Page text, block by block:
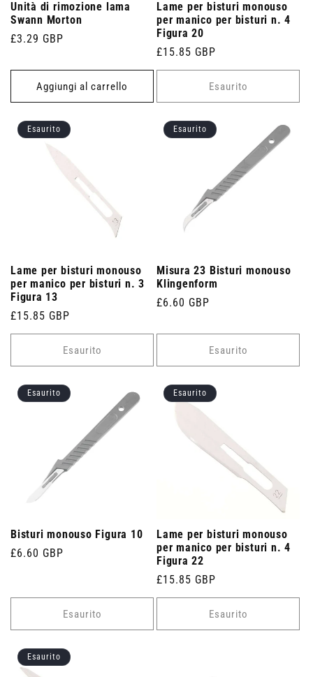
Unità di rimozione lama
Swann Morton
Prezzo
listino
£3.29 GBP
Aggiungi al carrello
Lame per bisturi monouso
per manico per bisturi n. 4
Figura 20
Prezzo
di
£15.85 GBP
Esaurito
Esaurito
Lame per bisturi monouso
per manico per bisturi n. 3
Figura 13
Prezzo
di
£15.85 GBP
Esaurito
Esaurito
Misura 23 Bisturi monouso
Klingenform
Prezzo
listino
£6.60 GBP
Esaurito
Esaurito
Bisturi monouso Figura 10
Prezzo
£6.60 GBP
Esaurito
Esaurito
Lame per bisturi monouso
per manico per bisturi n. 4
Figura 22
Prezzo
di
£15.85 GBP
Esaurito
Esaurito